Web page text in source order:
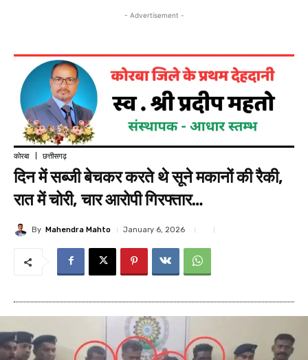
- Advertisement -